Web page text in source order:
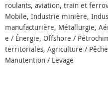
roulants, aviation, train et
Mobile, Industrie minière,
manufacturière, Métallurgie,
e / Énergie, Offshore /
territoriales, Agriculture /
Manutention / Levage